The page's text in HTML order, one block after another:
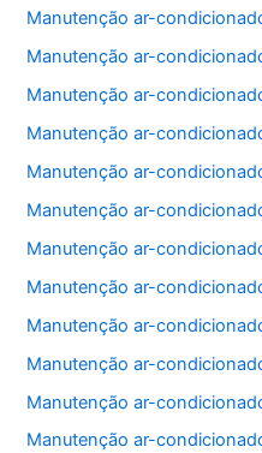
Manutenção ar-
Manutenção ar-
Manutenção ar-
Manutenção ar-
Manutenção ar-
Manutenção ar-
Manutenção ar-
Manutenção ar-
Manutenção ar-
Manutenção ar-
Manutenção ar-
Manutenção ar-